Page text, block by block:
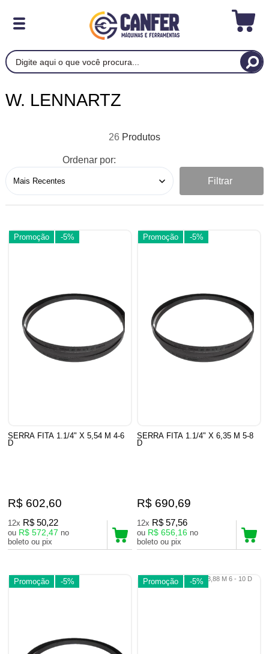
W. LENNARTZ
26
Ordenar por:
Filtrar
Promoção -5%
SERRA FITA 1.1/4" X 5,54 M 4-6
D
R$ 602,60
12x R$ 50,22
ou R$ 572,47 no
boleto ou pix
Promoção -5%
SERRA FITA 1.1/4" X 6,35 M 5-8
D
R$ 690,69
12x R$ 57,56
ou R$ 656,16 no
boleto ou pix
Promoção -5% Promoção -5%